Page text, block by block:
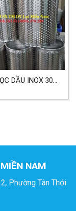
DẦU INOX 304
CAO
NAM
Phường Tân Thới